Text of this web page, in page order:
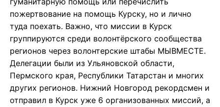
пожертвование на помощь Курску, но и лично
туда поехать. Важно, что миссии в Курск
группируются среди волонтёрского сообщества
регионов через волонтерские штабы МЫВМЕСТЕ.
Делегации были из Ульяновской области,
Пермского края, Республики Татарстан и многих
других регионов. Нижний Новгород рекордсмен и
отправил в Курск уже 6 организованных миссий, а